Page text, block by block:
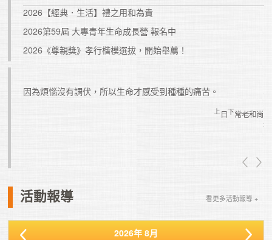
2026【經典．生活】禮之用和為貴
2026第59屆 大專青年生命成長營 報名中
2026《尊親獎》孝行楷模選拔，開始舉薦！
因為煩惱沒有調伏，所以生命才感受到種種的痛苦。
上 日下常老和尚
活動報導 看更多活動報導 +
2026年 8月